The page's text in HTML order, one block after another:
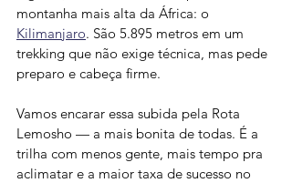
montanha mais alta da África: o
Kilimanjaro. São 5.895 metros em um
trekking que não exige técnica, mas pede
preparo e cabeça firme.
Vamos encarar essa subida pela Rota
Lemosho — a mais bonita de todas. É a
trilha com menos gente, mais tempo pra
aclimatar e a maior taxa de sucesso no